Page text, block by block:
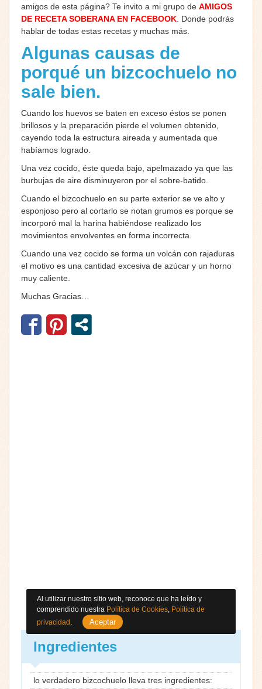
amigos de esta página? Te invito a mi grupo de AMIGOS
DE RECETA SOBERANA EN FACEBOOK Donde podrás
hablar de todas estas recetas y muchas más.
Algunas causas de
porqué un bizcochuelo no
sale bien.
Cuando los huevos se baten en exceso éstos se ponen
brillosos y la preparación pierde el volumen obtenido,
cayendo toda la estructura aireada y aumentada que
habíamos logrado.
Una vez cocido, éste queda bajo, apelmazado ya que las
burbujas de aire disminuyeron por el sobre-batido.
Cuando el bizcochuelo en su parte exterior se ve alto y
esponjoso pero al cortarlo se notan grumos es porque se
incorporó mal la harina habiéndose realizado los
movimientos envolventes en forma incorrecta.
Cuando una vez cocido se forma un volcán con rajaduras
el motivo es una cantidad excesiva de azúcar y un horno
muy caliente.
Muchas Gracias…
Ingredientes
lo verdadero bizcochuelo lleva tres ingredientes:
Al utilizar nuestro sitio web, reconoce que ha leído y
comprendido nuestra Política de Cookies, Política de
privacidad . Aceptar